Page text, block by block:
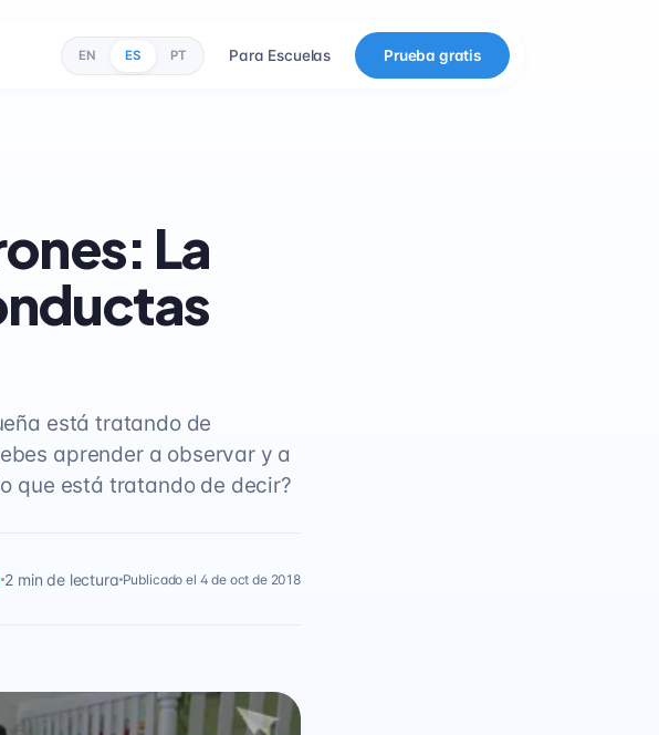
EN ES PT Para Escuelas Prueba gratis
La
está tratando de
aprender a observar y a
que está tratando de decir?
2 min de lectura Publicado el 4 de oct de 2018